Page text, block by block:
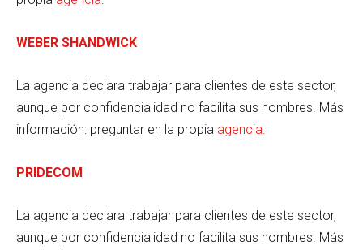
WEBER SHANDWICK
La agencia declara trabajar para clientes de este sector,
aunque por confidencialidad no facilita sus nombres. Más
información: preguntar en la propia agencia.
PRIDECOM
La agencia declara trabajar para clientes de este sector,
aunque por confidencialidad no facilita sus nombres. Más